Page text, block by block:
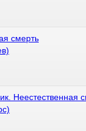
смерть
Неестественная